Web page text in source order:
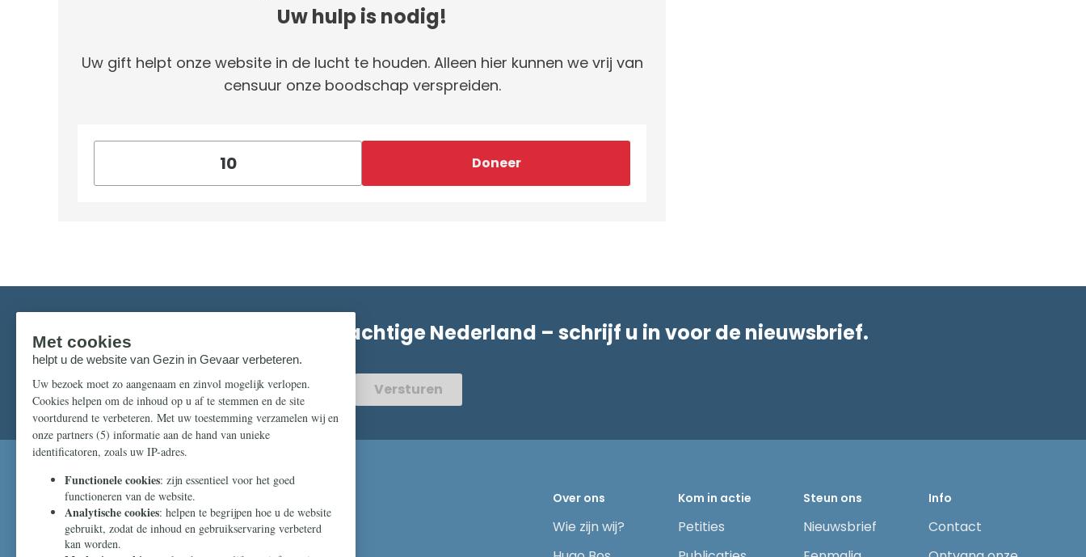
Uw hulp is nodig!
Uw gift helpt onze website in de lucht te houden. Alleen hier kunnen we vrij van
censuur onze boodschap verspreiden.
Doneer
Mis niks in de strijd om ons prachtige Nederland – schrijf u in voor de nieuwsbrief.
Zorg dat u geen enkel belangrijk artikel mist.
Versturen
Over ons
Wie zijn wij?
Kom in actie
Petities
Steun ons
Nieuwsbrief
Info
Contact